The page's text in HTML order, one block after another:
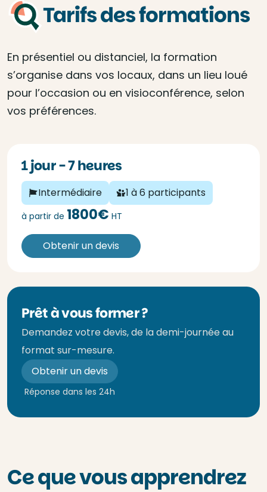
Tarifs des formations
En présentiel ou distanciel, la formation
s’organise dans vos locaux, dans un lieu loué
pour l’occasion ou en visioconférence, selon
vos préférences.
1 jour - 7 heures
Intermédiaire 1 à 6 participants
à partir de 1800€ HT
Obtenir un devis
Prêt à vous former ?
Demandez votre devis, de la demi-journée au
format sur-mesure.
Obtenir un devis
Réponse dans les 24h
Ce que vous apprendrez